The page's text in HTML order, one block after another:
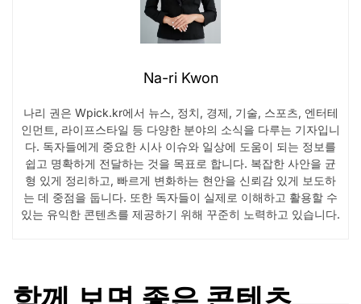
Na-ri Kwon
나리 권은 Wpick.kr에서 뉴스, 정치, 경제, 기술, 스포츠, 엔터테
인먼트, 라이프스타일 등 다양한 분야의 소식을 다루는 기자입니
다. 독자들에게 중요한 시사 이슈와 일상에 도움이 되는 정보를
쉽고 명확하게 전달하는 것을 목표로 합니다. 복잡한 사안을 균
형 있게 정리하고, 빠르게 변화하는 현안을 신뢰감 있게 보도하
는 데 중점을 둡니다. 또한 독자들이 실제로 이해하고 활용할 수
있는 유익한 콘텐츠를 제공하기 위해 꾸준히 노력하고 있습니다.